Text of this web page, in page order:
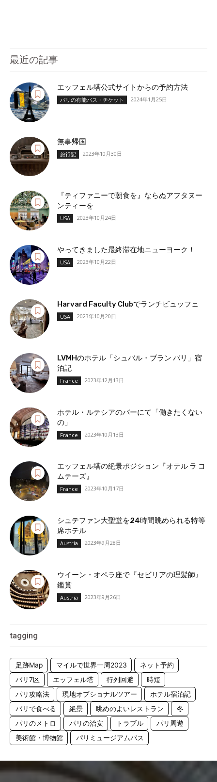
最近の記事
エッフェル塔公式サイトからの予約方法
パリの有能パス・チケット 2024年1月25日
無事帰国
旅行記 2023年10月30日
『ティファニーで朝食を』ならぬアフタヌー
ンティーを
USA 2023年10月24日
やってきました最終滞在地ニューヨーク！
USA 2023年10月22日
Harvard Faculty Clubでランチビュッフェ
USA 2023年10月20日
LVMHのホテル「シュバル・ブラン パリ」宿
泊記
France 2023年12月13日
ホテル・ルテシアのバーにて「働きたくない
の」
France 2023年10月13日
エッフェル塔の絶景ポジション『オテル ラ コ
ムテーズ』
France 2023年10月17日
シュテファン大聖堂を24時間眺められる特等
席ホテル
Austria 2023年9月28日
ウイーン・オペラ座で『セビリアの理髪師』
鑑賞
Austria 2023年9月26日
tagging
足跡Map マイルで世界一周2023
ネット予約
パリ7区
エッフェル塔 行列回避
時短
パリ攻略法
現地オプショナルツアー
ホテル宿泊記
パリで食べる
絶景 眺めのよいレストラン
冬
パリのメトロ
パリの治安 トラブル
パリ周遊
美術館・博物館
パリミュージアムパス